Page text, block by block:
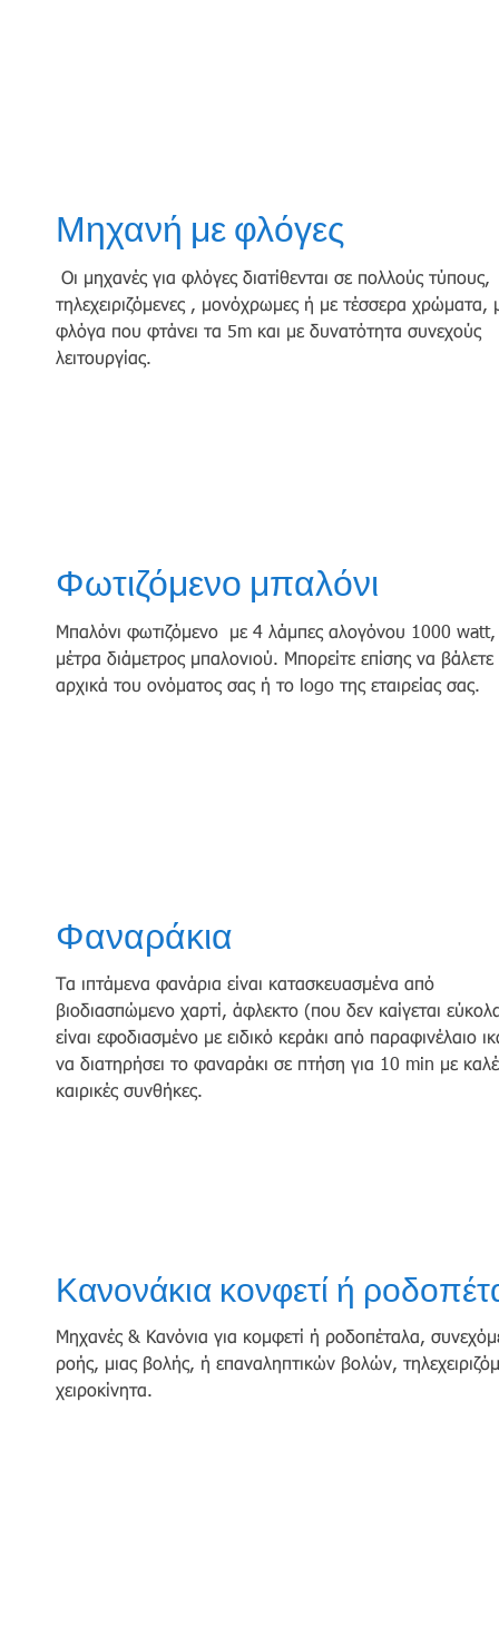
Μηχανή με φλόγες
Οι μηχανές για φλόγες διατίθενται σε πολλούς τύπους,
τηλεχειριζόμενες , μονόχρωμες ή με τέσσερα χρώματα,
φλόγα που φτάνει τα 5m και με δυνατότητα συνεχούς
λειτουργίας.
Φωτιζόμενο μπαλόνι
Μπαλόνι φωτιζόμενο με 4 λάμπες αλογόνου 1000
μέτρα διάμετρος μπαλονιού. Μπορείτε επίσης να βάλετε
αρχικά του ονόματος σας ή το logo της εταιρείας σας.
Φαναράκια
Τα ιπτάμενα φανάρια είναι κατασκευασμένα από
βιοδιασπώμενο χαρτί, άφλεκτο (που δεν καίγεται
είναι εφοδιασμένο με ειδικό κεράκι από παραφινέλαιο
να διατηρήσει το φαναράκι σε πτήση για 10 min με
καιρικές συνθήκες.
Κανονάκια κονφετί ή
Μηχανές & Κανόνια για κομφετί ή ροδοπέταλα,
ροής, μιας βολής, ή επαναληπτικών βολών,
χειροκίνητα.